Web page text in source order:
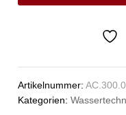
20mm
Artikelnummer:
Kategorien: